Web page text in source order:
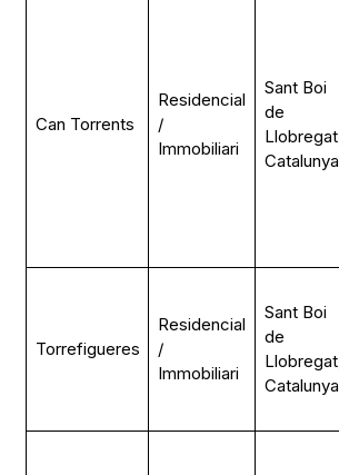
Can Torrents
Residencial
/
Immobiliari
Sant Boi
de
Llobregat,
Catalunya
Torrefigueres
Residencial
/
Immobiliari
Sant Boi
de
Llobregat,
Catalunya